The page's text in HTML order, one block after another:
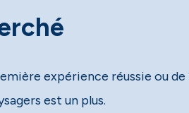
expérience réussie ou de
est un plus.